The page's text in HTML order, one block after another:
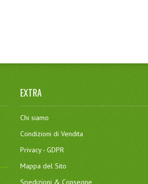
EXTRA
Chi siamo
Condizioni di Vendita
Privacy - GDPR
Mappa del Sito
Spedizioni & Consegne